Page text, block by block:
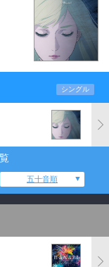
シングル
五十音順